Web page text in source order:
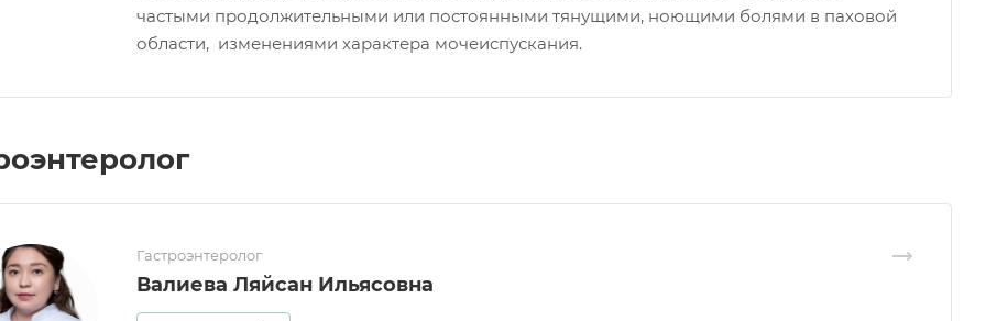
частыми продолжительными или постоянными тянущими, ноющими болями в паховой
области, изменениями характера мочеиспускания.
Гастроэнтеролог
Валиева Ляйсан Ильясовна